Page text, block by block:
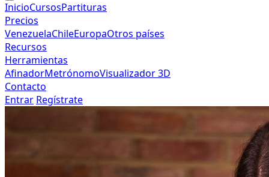
InicioCursosPartituras
Precios
VenezuelaChileEuropaOtros países
Recursos
Herramientas
AfinadorMetrónomoVisualizador 3D
Contacto
Entrar Regístrate